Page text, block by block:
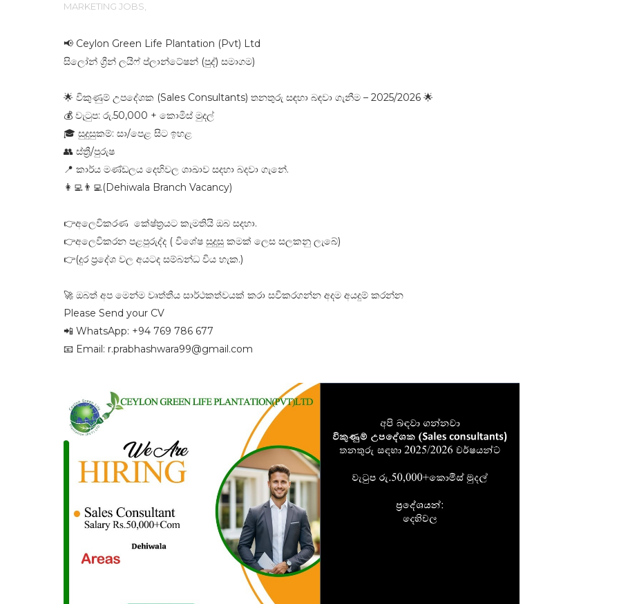
MARKETING JOBS,
📢 Ceylon Green Life Plantation (Pvt) Ltd
සිලෝන් ග්‍රීන් ලයිෆ් ප්ලාන්ටේෂන් (පුද්) සමාගම)
🌟 විකුණුම් උපදේශක (Sales Consultants) තනතුරු සඳහා බඳවා ගැනීම – 2025/2026 🌟
💰 වැටුප: රු.50,000 + කොමිස් මුදල්
🎓 සුදුසුකම්: සා/පෙළ සිට ඉහළ
👥 ස්ත්‍රී/පුරුෂ
📍 කාර්ය මණ්ඩලය දෙහිවල ශාඛාව සදහා බදවා ගැනේ.
👩‍💻👨‍💻(Dehiwala Branch Vacancy)
👉අලෙවිකරණ කේෂ්ත්‍රයට කැමතියි ඔබ සදහා.
👉අලෙවිකරන පළපුරුද්ද ( විශේෂ සුදුසු කමක් ලෙස සලකනු ලැබේ)
👉(දුර ප්‍රදේශ වල අයටද සම්බන්ධ විය හැක.)
🚀 ඔබත් අප මෙන්ම වෘත්තීය සාර්ථකත්වයක් කරා සවිකරගන්න අදම අයදුම් කරන්න
Please Send your CV
📲 WhatsApp: ‪+94 769 786 677‬
📧 Email: r.prabhashwara99@gmail.com